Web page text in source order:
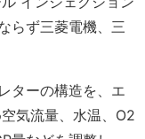
らず三菱電機、三
ターの構造を、エ
気流量、水温、O2